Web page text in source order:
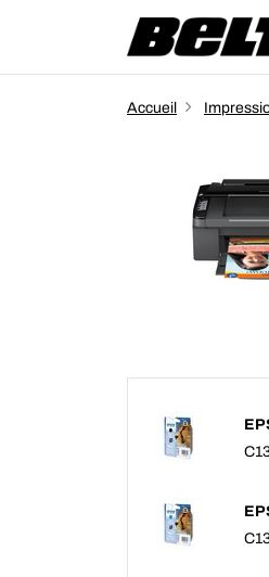
Accueil